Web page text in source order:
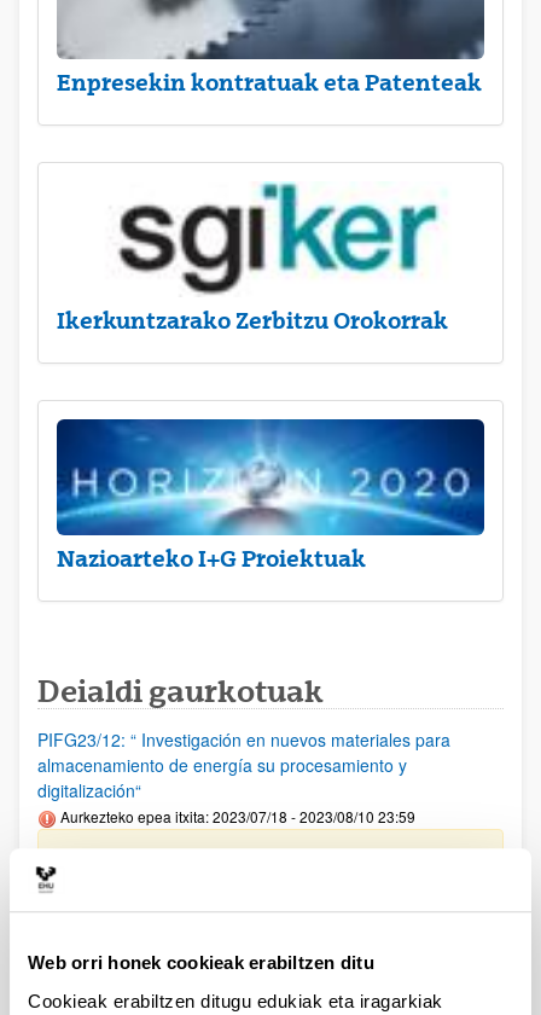
Web orri honek cookieak erabiltzen ditu
Cookieak erabiltzen ditugu edukiak eta iragarkiak
Enpresekin kontratuak eta Patenteak
Ikerkuntzarako Zerbitzu Orokorrak
Nazioarteko I+G Proiektuak
Deialdi gaurkotuak
PIFG23/12: “ Investigación en nuevos materiales para
almacenamiento de energía su procesamiento y
digitalización“
Aurkezteko epea itxita: 2023/07/18 - 2023/08/10 23:59
Beka emateko proposamena argitaratu da(2023/09/12)
PIFG23/14: “ Hizkuntzaren Prozesamentua“